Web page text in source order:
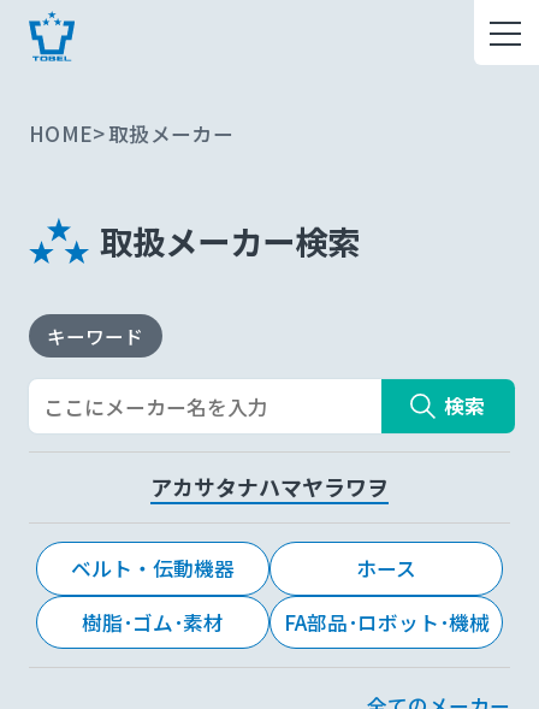
HOME 取扱メーカー
取扱メーカー検索
キーワード
検索
アカサタナハマヤラワヲ
ベルト・伝動機器
ホース
樹脂･ゴム･素材
FA部品･ロボット･機械